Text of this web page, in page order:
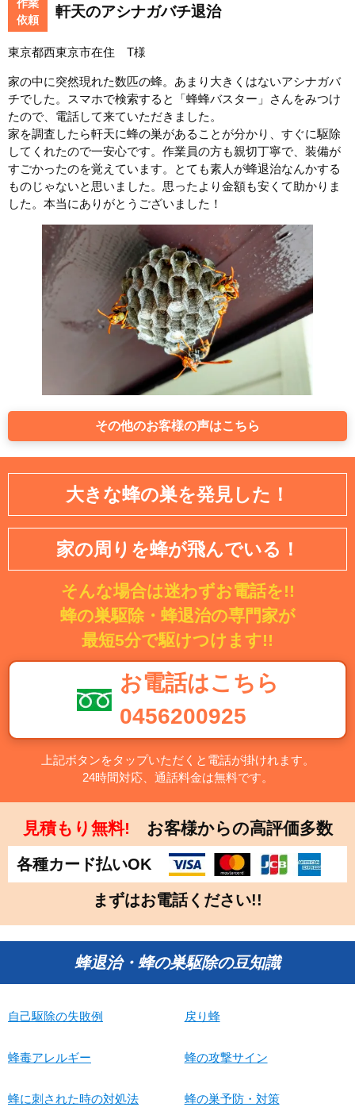
作業
依頼
軒天のアシナガバチ退治
東京都西東京市在住 T様
家の中に突然現れた数匹の蜂。あまり大きくはないアシナガバ
チでした。スマホで検索すると「蜂蜂バスター」さんをみつけ
たので、電話して来ていただきました。
家を調査したら軒天に蜂の巣があることが分かり、すぐに駆除
してくれたので一安心です。作業員の方も親切丁寧で、装備が
すごかったのを覚えています。とても素人が蜂退治なんかする
ものじゃないと思いました。思ったより金額も安くて助かりま
した。本当にありがとうございました！
その他のお客様の声はこちら
大きな蜂の巣を発見した！
家の周りを蜂が飛んでいる！
そんな場合は迷わずお電話を!!
蜂の巣駆除・蜂退治の専門家が
最短5分で駆けつけます!!
お電話はこちら
0456200925
上記ボタンをタップいただくと電話が掛けれます。
24時間対応、通話料金は無料です。
見積もり無料! お客様からの高評価多数
各種カード払いOK
まずはお電話ください!!
蜂退治・蜂の巣駆除の豆知識
自己駆除の失敗例 戻り蜂
蜂毒アレルギー 蜂の攻撃サイン
蜂に刺された時の対処法 蜂の巣予防・対策